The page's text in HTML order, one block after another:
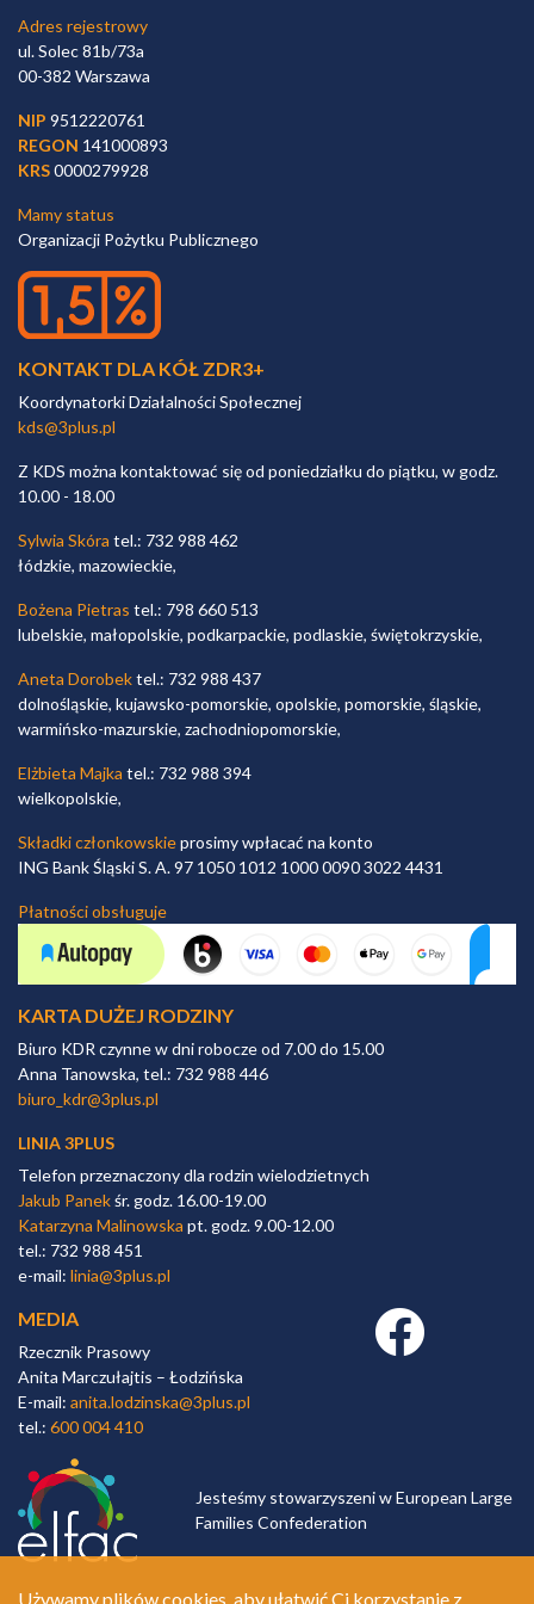
Adres rejestrowy
ul. Solec 81b/73a
00-382 Warszawa
NIP 9512220761
REGON 141000893
KRS0000279928
Mamy status
Organizacji Pożytku Publicznego
KONTAKT DLA KÓŁ ZDR3+
Koordynatorki Działalności Społecznej
kds@3plus.pl
Z KDS można kontaktować się od poniedziałku do piątku, w godz.
10.00 - 18.00
Sylwia Skóra tel.: 732 988 462
łódzkie, mazowieckie,
Bożena Pietras tel.: 798 660 513
lubelskie, małopolskie, podkarpackie, podlaskie, świętokrzyskie,
Aneta Dorobektel.: 732 988 437
dolnośląskie, kujawsko-pomorskie, opolskie, pomorskie, śląskie,
warmińsko-mazurskie, zachodniopomorskie,
Elżbieta Majka tel.: 732 988 394
wielkopolskie,
Składki członkowskieprosimy wpłacać na konto
ING Bank Śląski S. A. 97 1050 1012 1000 0090 3022 4431
Płatności obsługuje
KARTA DUŻEJ RODZINY
Biuro KDR czynne w dni robocze od 7.00 do 15.00
Anna Tanowska, tel.: 732 988 446
biuro_kdr@3plus.pl
LINIA 3PLUS
Telefon przeznaczony dla rodzin wielodzietnych
Jakub Panekśr. godz. 16.00-19.00
Katarzyna Malinowska pt. godz. 9.00-12.00
tel.: 732 988 451
e-mail: linia@3plus.pl
MEDIA
Rzecznik Prasowy
Anita Marczułajtis – Łodzińska
E-mail: anita.lodzinska@3plus.pl
tel.: 600 004 410
Facebook link
Jesteśmy stowarzyszeni w European Large
Families Confederation
Używamy plików cookies, aby ułatwić Ci korzystanie z